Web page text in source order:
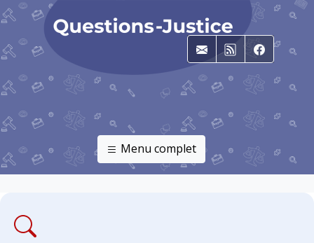
E-mailRSS
Menu complet